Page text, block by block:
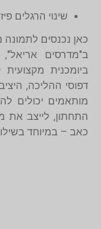
שינוי הרגלים
כאן נכנסים לתמונה
ב"מדרסים
ביומכנית
דפוסי ההליכה,
מותאמים יכולים
התחתון, לייצב את
כאב – במיוחד